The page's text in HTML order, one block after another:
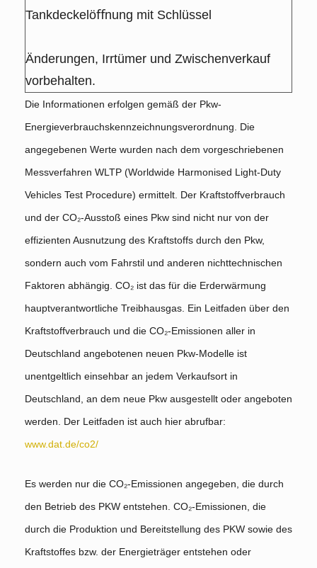
Tankdeckelöﬀnung mit Schlüssel
Änderungen, Irrtümer und Zwischenverkauf
vorbehalten.
Die Informationen erfolgen gemäß der Pkw-
Energieverbrauchskennzeichnungsverordnung. Die
angegebenen Werte wurden nach dem vorgeschriebenen
Messverfahren WLTP (Worldwide Harmonised Light-Duty
Vehicles Test Procedure) ermittelt. Der Kraftstoffverbrauch
und der CO₂-Ausstoß eines Pkw sind nicht nur von der
effizienten Ausnutzung des Kraftstoffs durch den Pkw,
sondern auch vom Fahrstil und anderen nichttechnischen
Faktoren abhängig. CO₂ ist das für die Erderwärmung
hauptverantwortliche Treibhausgas. Ein Leitfaden über den
Kraftstoffverbrauch und die CO₂-Emissionen aller in
Deutschland angebotenen neuen Pkw-Modelle ist
unentgeltlich einsehbar an jedem Verkaufsort in
Deutschland, an dem neue Pkw ausgestellt oder angeboten
werden. Der Leitfaden ist auch hier abrufbar:
www.dat.de/co2/
Es werden nur die CO₂-Emissionen angegeben, die durch
den Betrieb des PKW entstehen. CO₂-Emissionen, die
durch die Produktion und Bereitstellung des PKW sowie des
Kraftstoffes bzw. der Energieträger entstehen oder